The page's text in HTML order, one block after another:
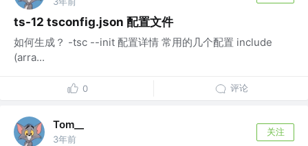
ts-12 tsconfig.json 配置文件
如何生成？ -tsc --init 配置详情 常用的几个配置 include
(arra...
0 评论
Tom__
3年前
关注